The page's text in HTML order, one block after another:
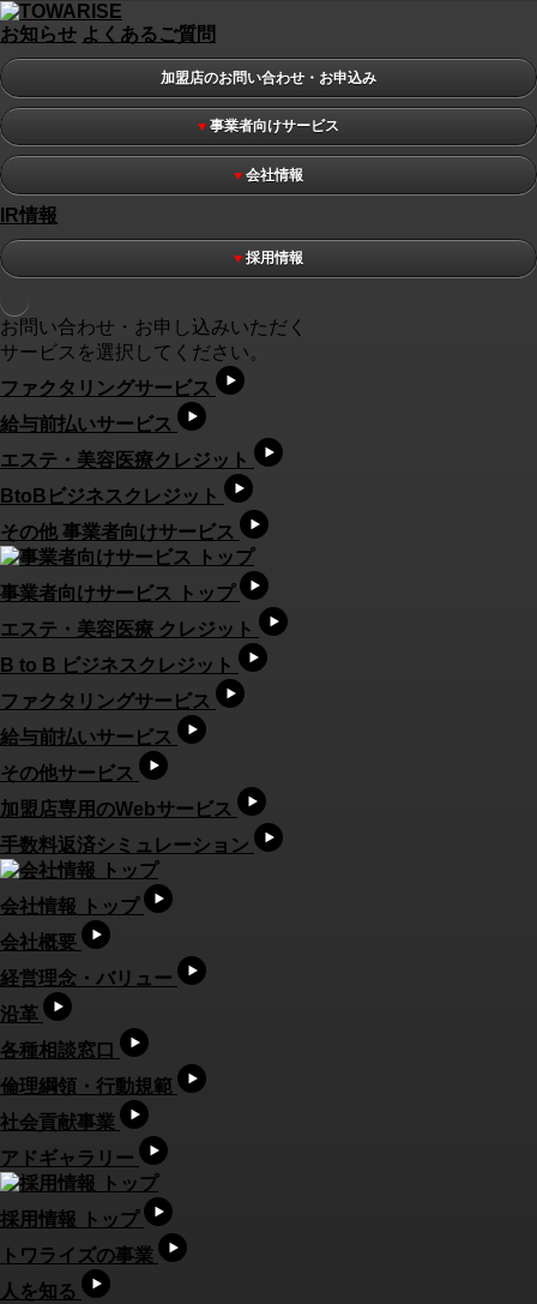
お知らせ よくあるご質問
加盟店のお問い合わせ・お申込み
事業者向けサービス
会社情報
IR情報
採用情報
お問い合わせ・お申し込みいただく
サービスを選択してください。
ファクタリングサービス
給与前払いサービス
エステ・美容医療クレジット
BtoBビジネスクレジット
その他 事業者向けサービス
事業者向けサービス トップ
エステ・美容医療 クレジット
B to B ビジネスクレジット
ファクタリングサービス
給与前払いサービス
その他サービス
加盟店専用のWebサービス
手数料返済シミュレーション
会社情報 トップ
会社概要
経営理念・バリュー
沿革
各種相談窓口
倫理綱領・行動規範
社会貢献事業
アドギャラリー
採用情報 トップ
トワライズの事業
人を知る